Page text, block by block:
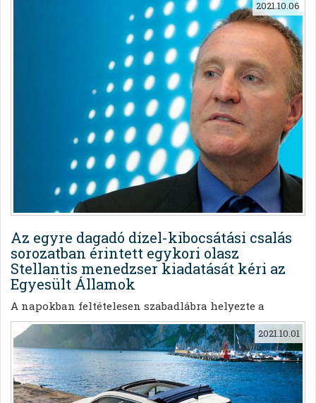
megtekintheti az új, török gyártmányú Fiatot, amint az
résztvesz a jávorszarvas és a szlalom teszten.
Az egyre dagadó dízel-kibocsátási csalás
sorozatban érintett egykori olasz
Stellantis menedzser kiadatását kéri az
Egyesült Államok
2021.10.06
A napokban feltételesen szabadlábra helyezte a
bíróság Sergio Pasinit, a Fiat Chrysler Automobiles
egykori menedzserét, amely cég ma már a Stellantis
csoport tagja. Pasinit két nappal korábban
tartóztatták le a dízel-kibocsátási eredmények
meghamisítása miatt – melyet egy amerikai vizsgálat
keretében derítettek fel
2021.10.01